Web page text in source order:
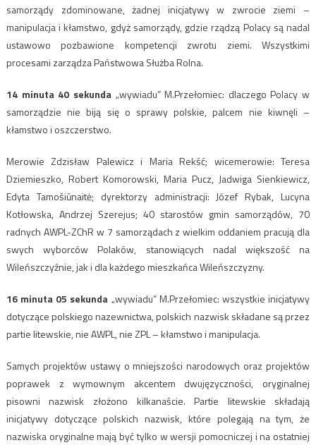
samorządy zdominowane, żadnej inicjatywy w zwrocie ziemi –
manipulacja i kłamstwo, gdyż samorządy, gdzie rządzą Polacy są nadal
ustawowo pozbawione kompetencji zwrotu ziemi. Wszystkimi
procesami zarządza Państwowa Służba Rolna.
14 minuta 40 sekunda„wywiadu” M.Przełomiec: dlaczego Polacy w
samorządzie nie biją się o sprawy polskie, palcem nie kiwnęli –
kłamstwo i oszczerstwo.
Merowie Zdzisław Palewicz i Maria Rekść; wicemerowie: Teresa
Dziemieszko, Robert Komorowski, Maria Pucz, Jadwiga Sienkiewicz,
Edyta Tamošiūnaitė; dyrektorzy administracji: Józef Rybak, Lucyna
Kotłowska, Andrzej Szerejus; 40 starostów gmin samorządów, 70
radnych AWPL-ZChR w 7 samorządach z wielkim oddaniem pracują dla
swych wyborców Polaków, stanowiących nadal większość na
Wileńszczyźnie, jak i dla każdego mieszkańca Wileńszczyzny.
16 minuta 05 sekunda „wywiadu” M.Przełomiec: wszystkie inicjatywy
dotyczące polskiego nazewnictwa, polskich nazwisk składane są przez
partie litewskie, nie AWPL, nie ZPL – kłamstwo i manipulacja.
Samych projektów ustawy o mniejszości narodowych oraz projektów
poprawek z wymownym akcentem dwujęzyczności, oryginalnej
pisowni nazwisk złożono kilkanaście. Partie litewskie składają
inicjatywy dotyczące polskich nazwisk, które polegają na tym, że
nazwiska oryginalne mają być tylko w wersji pomocniczej i na ostatniej